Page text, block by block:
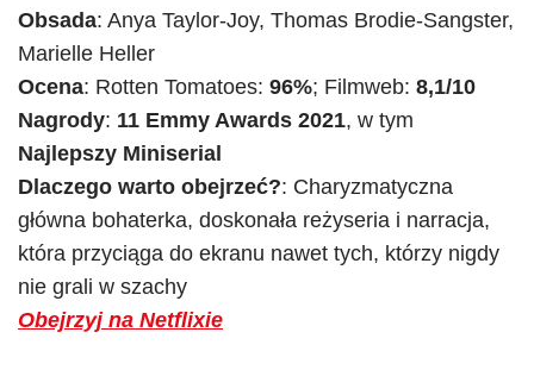
Obsada: Anya Taylor-Joy, Thomas Brodie-Sangster,
Marielle Heller
Ocena: Rotten Tomatoes: 96%; Filmweb: 8,1/10
Nagrody: 11 Emmy Awards 2021, w tym
Najlepszy Miniserial
Dlaczego warto obejrzeć?: Charyzmatyczna
główna bohaterka, doskonała reżyseria i narracja,
która przyciąga do ekranu nawet tych, którzy nigdy
nie grali w szachy
Obejrzyj na Netflixie